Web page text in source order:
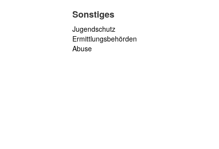
Sonstiges
Jugendschutz
Ermittlungsbehörden
Abuse